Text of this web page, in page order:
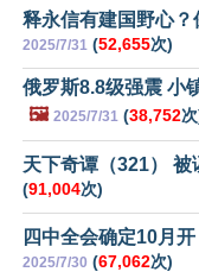
释永信有建国野心
2025/7/31 (52,655次)
俄罗斯8.8级强震 小
🖼️ 2025/7/31 (38,752
天下奇谭（321）
(91,004次)
四中全会确定10月
2025/7/30 (67,062次)